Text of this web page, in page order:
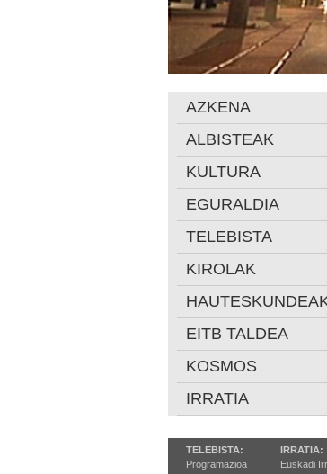
AZKENA
ALBISTEAK
KULTURA
EGURALDIA
TELEBISTA
KIROLAK
EITB TALDEA
KOSMOS
IRRATIA
TELEBISTA:
Programazioa
IRRATIA:
Euskadi